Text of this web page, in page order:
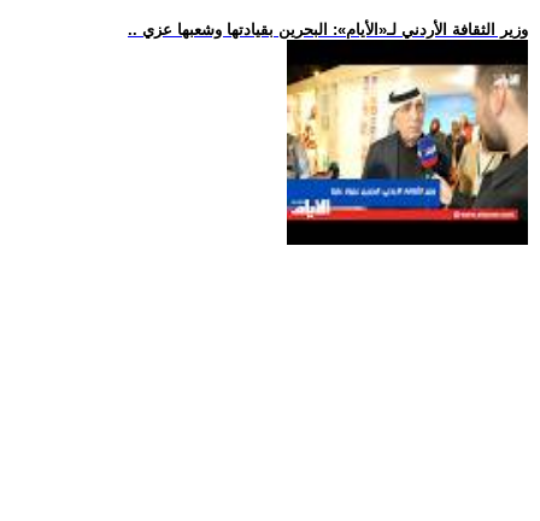
.. وزير الثقافة الأردني لـ«الأيام»: البحرين بقيادتها وشعبها عزي